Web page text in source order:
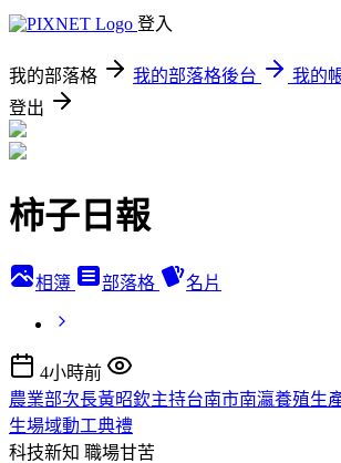
登入
我的部落格 我的部落格後台
我的
登出
柿子日報
相簿 部落格 名片
4小時前
農業部次長黃昭欽主持台南市南瀛養殖生
生場域動工典禮
科技新知 職場甘苦